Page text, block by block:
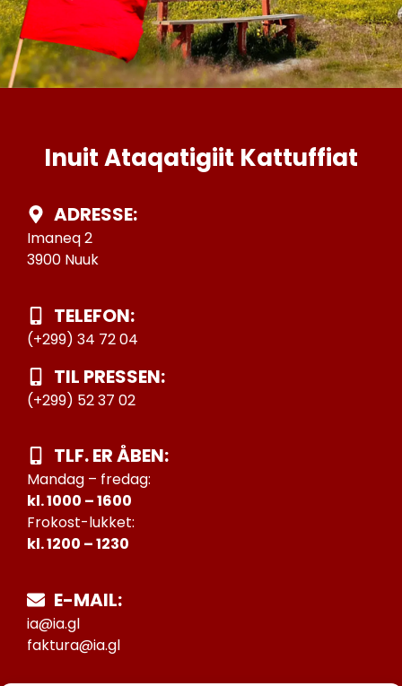
Inuit Ataqatigiit Kattuffiat
ADRESSE:
Imaneq 2
3900 Nuuk
TELEFON:
(+299) 34 72 04
TIL PRESSEN:
(+299) 52 37 02
TLF. ER ÅBEN:
Mandag – fredag:
kl. 1000 – 1600
Frokost-lukket:
kl. 1200 – 1230
E-MAIL:
ia@ia.gl
faktura@ia.gl